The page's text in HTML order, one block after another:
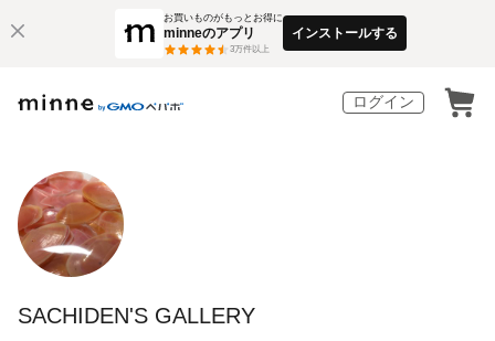
お買いものがもっとお得に
minneのアプリ
3万件以上
インストールする
ログイン
SACHIDEN'S GALLERY